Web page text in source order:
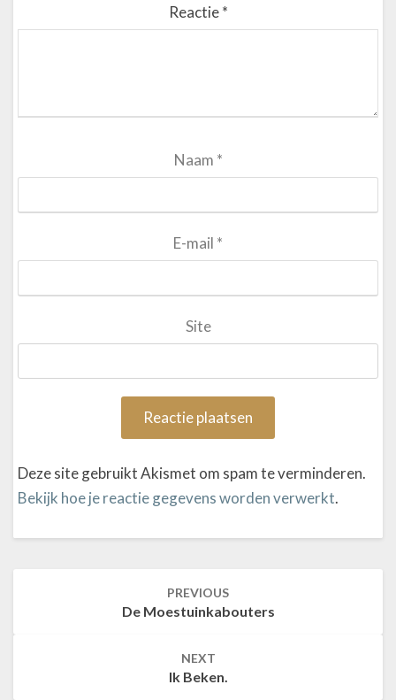
Reactie*
Naam *
E-mail *
Site
Deze site gebruikt Akismet om spam te verminderen.
Bekijk hoe je reactie gegevens worden verwerkt.
PREVIOUS
De Moestuinkabouters
NEXT
Ik Beken.